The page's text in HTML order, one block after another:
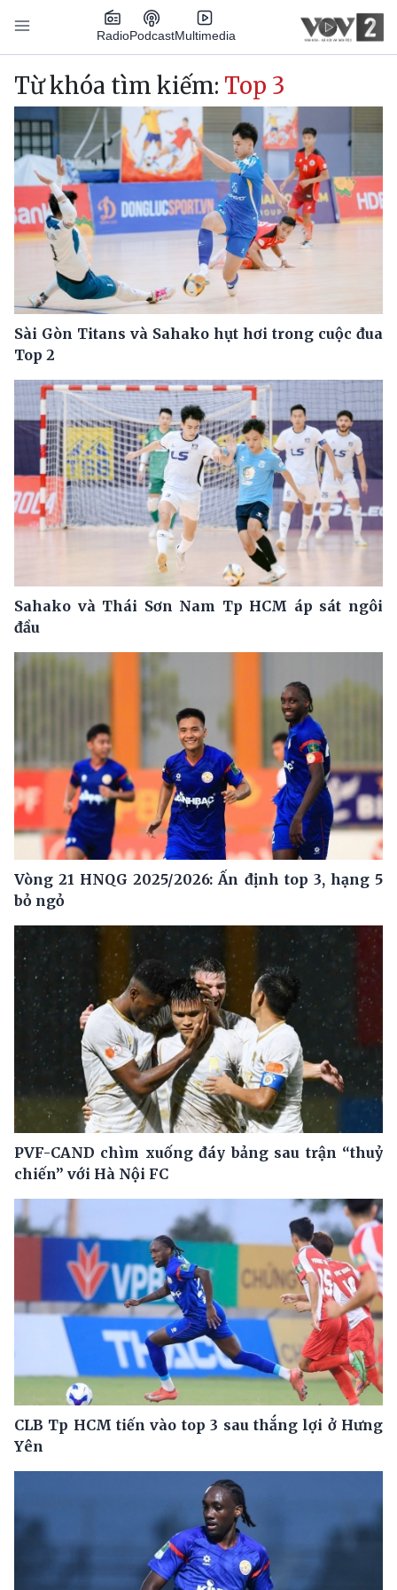
Nhảy đến nội dung
RadioPodcastMultimedia
Main navigation
Từ khóa tìm kiếm: Top 3
Sài Gòn Titans và Sahako hụt hơi trong cuộc đua
Top 2
Sahako và Thái Sơn Nam Tp HCM áp sát ngôi
đầu
Vòng 21 HNQG 2025/2026: Ấn định top 3, hạng 5
bỏ ngỏ
PVF-CAND chìm xuống đáy bảng sau trận “thuỷ
chiến” với Hà Nội FC
CLB Tp HCM tiến vào top 3 sau thắng lợi ở Hưng
Yên